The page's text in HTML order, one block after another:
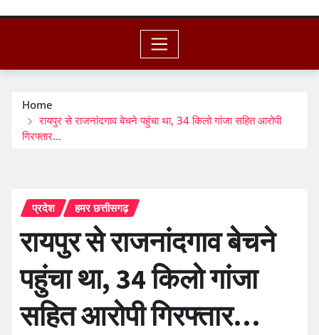
Home
रायपुर से राजनांदगाव बेचने पहुंचा था, 34 किलो गांजा सहित आरोपी
गिरफ्तार…
प्रदेश हमर छत्तीसगढ़
रायपुर से राजनांदगाव बेचने
पहुंचा था, 34 किलो गांजा
सहित आरोपी गिरफ्तार…